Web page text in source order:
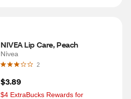
NIVEA Lip Care, Peach
Nivea
2
$3.89
$4 ExtraBucks Rewards for